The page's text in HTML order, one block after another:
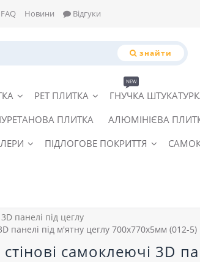
FAQ Новини Відгуки
знайти
PET ПЛИТКА ГНУЧКА
NEW
ПЛИТКА АЛЮМІНІЄВА
ПІДЛОГОВЕ ПОКРИТТЯ
панелі під цеглу
панелі під м'ятну цеглу 700x770x5мм (012-5)
самоклеючі 3D